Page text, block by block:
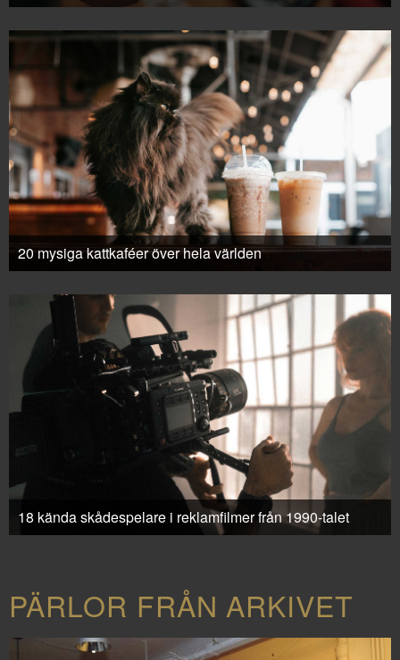
20 mysiga kattkaféer över hela världen
18 kända skådespelare i reklamfilmer från 1990-talet
PÄRLOR FRÅN ARKIVET